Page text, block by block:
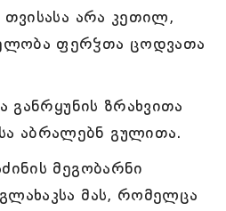
თვისასა არა კეთილ,
ფერჴთა ცოდვათა
განრყუნის ზრახვითა
აბრალებნ გულითა.
მეგობარნი
მას, რომელცა